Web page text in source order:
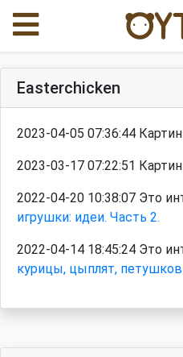
Easterchicken
2023-04-05 07:36:44
2023-03-17 07:22:51
2022-04-20 10:38:07 Это
игрушки: идеи. Часть 2.
2022-04-14 18:45:24 Это
курицы, цыплят, петушков